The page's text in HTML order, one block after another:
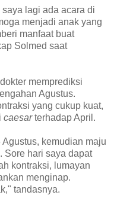
lagi ada acara di
menjadi anak yang
manfaat buat
Solmed saat
memprediksi
Agustus.
yang cukup kuat,
caesarterhadap April.
kemudian maju
Sore hari saya dapat
kontraksi, lumayan
menginap.
tandasnya.